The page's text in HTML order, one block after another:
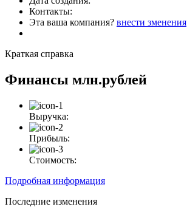
Контакты:
Эта ваша компания? внести зменения
Краткая справка
Финансы млн.рублей
Выручка:
Прибыль:
Стоимость:
Подробная информация
Последние изменения